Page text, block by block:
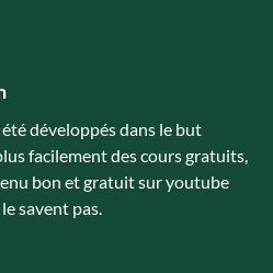
développés dans le but
facilement des cours gratuits,
bon et gratuit sur youtube
savent pas.